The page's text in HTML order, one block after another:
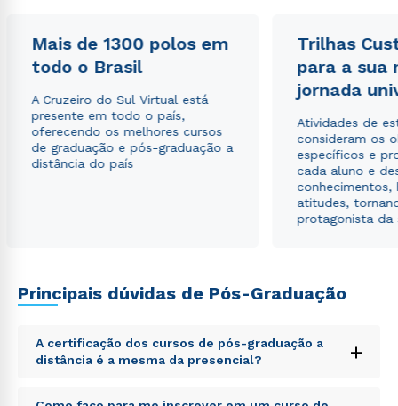
Mais de 1300 polos em
todo o Brasil
A Cruzeiro do Sul Virtual está
presente em todo o país,
oferecendo os melhores cursos
de graduação e pós-graduação a
distância do país
Trilhas
para a sua
jornada
Atividades de
consideram os
específicos e
cada aluno e
conhecimentos,
atitudes,
protagonista da
Principais dúvidas de Pós-Graduação
A certificação dos cursos de pós-graduação a
distância é a mesma da presencial?
+
Sed ut perspiciatis unde omnis iste natus error sit
envio de conteúdos da Cruzeiro do Sul.